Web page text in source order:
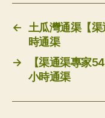
←
土瓜灣通渠【
時通渠
→
【渠通渠專家
小時通渠